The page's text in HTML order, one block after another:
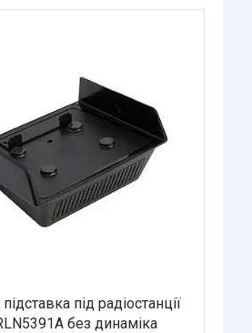
під радіостанції
без динаміка